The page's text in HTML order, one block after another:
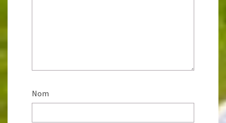
Nom